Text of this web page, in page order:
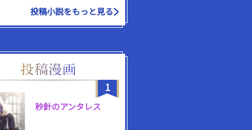
投稿小説をもっと見る
1
秒針のアンタレス